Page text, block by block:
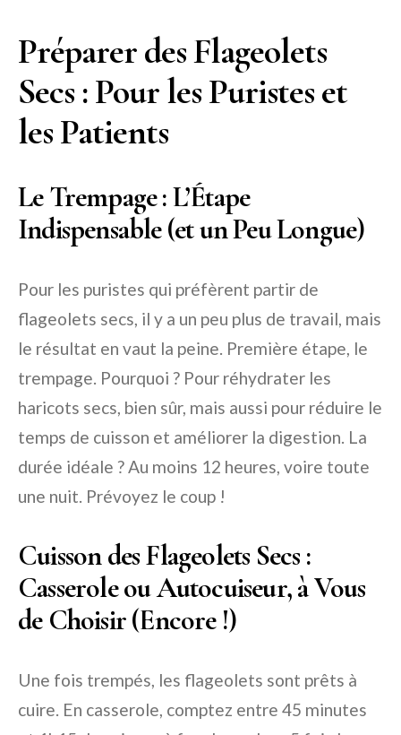
Préparer des Flageolets
Secs : Pour les Puristes et
les Patients
Le Trempage : L’Étape
Indispensable (et un Peu Longue)
Pour les puristes qui préfèrent partir de
flageolets secs, il y a un peu plus de travail, mais
le résultat en vaut la peine. Première étape, le
trempage. Pourquoi ? Pour réhydrater les
haricots secs, bien sûr, mais aussi pour réduire le
temps de cuisson et améliorer la digestion. La
durée idéale ? Au moins 12 heures, voire toute
une nuit. Prévoyez le coup !
Cuisson des Flageolets Secs :
Casserole ou Autocuiseur, à Vous
de Choisir (Encore !)
Une fois trempés, les flageolets sont prêts à
cuire. En casserole, comptez entre 45 minutes